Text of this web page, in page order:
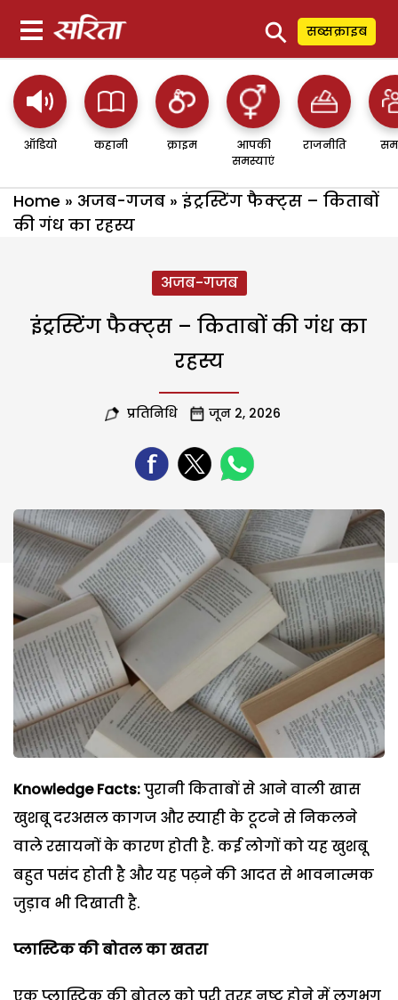
⚲ सब्सक्राइब
ऑडियो कहानी क्राइम
आपकी
समस्याएं
राजनीति
Home » अजब-गजब » इंट्रस्टिंग फैक्ट्स – किताबों
की गंध का रहस्य
अजब-गजब
इंट्रस्टिंग फैक्ट्स – किताबों की गंध का
रहस्य
प्रतिनिधि जून 2, 2026
Knowledge Facts:पुरानी किताबों से आने वाली खास
खुशबू दरअसल कागज और स्याही के टूटने से निकलने
वाले रसायनों के कारण होती है. कई लोगों को यह खुशबू
बहुत पसंद होती है और यह पढ़ने की आदत से भावनात्मक
जुड़ाव भी दिखाती है.
प्लास्टिक की बोतल का खतरा
एक प्लास्टिक की बोतल को पूरी तरह नष्ट होने में लगभग